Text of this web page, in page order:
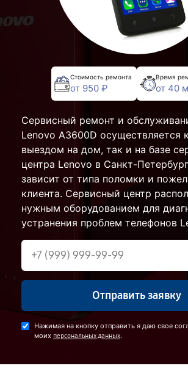
Стоимость ремонта
от 950 ₽
Время
от 40
Сервисный ремонт и
Lenovo A3600D осуществляется
выездом на дом, так и на базе
центра Lenovo в Санкт-
зависит от типа поломки и
клиента. Сервисный центр
нужным оборудованием для
устранения проблем телефонов
Отправить заявку
Нажимая на кнопку отправить я даю свое
моих персональных данных.